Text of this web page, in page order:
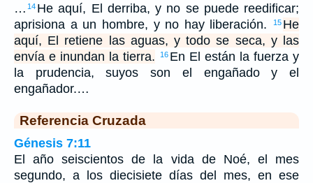
… 14 He aquí, El derriba, y no se puede reedificar;
aprisiona a un hombre, y no hay liberación.
15 He
aquí, El retiene las aguas, y todo se seca, y las
envía e inundan la tierra.
16 En El están la fuerza y
la prudencia, suyos son el engañado y el
engañador.…
Referencia Cruzada
Génesis 7:11
El año seiscientos de la vida de Noé, el mes
segundo, a los diecisiete días del mes, en ese